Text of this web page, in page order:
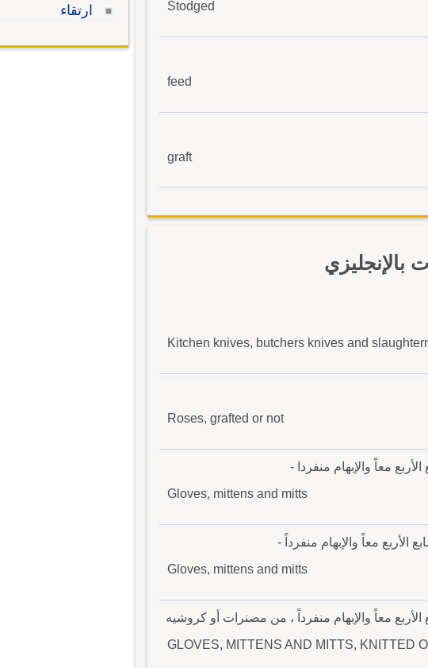
Stodged
feed
graft
Kitchen knives, butchers knives and
Roses, grafted or not
معاً والإبهام منفردا -
Gloves, mittens and mitts
الأربع معاً والإبهام منفرداً -
Gloves, mittens and mitts
معاً والإبهام منفرداً ، من مصنرات أو كروشيه
GLOVES, MITTENS AND MITTS, KNITTED
ارتقاء